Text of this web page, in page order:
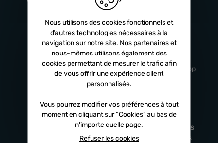
Livraison
rapide
Sous 24h à 48h
Service client
professionnel
De 8h à 17h Non-stop
Satisfait
remboursé
Paiement en
x3 fois
Sécurisé, sans frais
Nous utilisons des cookies fonctionnels et
d’autres technologies nécessaires à la
navigation sur notre site. Nos partenaires et
nous-mêmes utilisons également des
cookies permettant de mesurer le trafic afin
de vous offrir une expérience client
personnalisée.
Vous pourrez modifier vos préférences à tout
moment en cliquant sur “Cookies” au bas de
n'importe quelle page.
Refuser les cookies